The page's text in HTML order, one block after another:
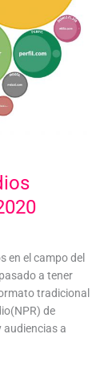
en el campo del
a tener
tradicional
de
audiencias a